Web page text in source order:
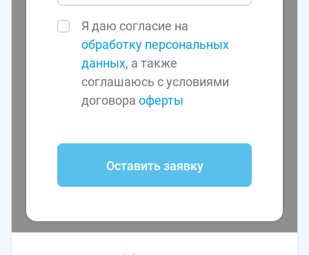
Я даю согласие на
обработку персональных
данных, а также
соглашаюсь с условиями
договораоферты
Оставить заявку